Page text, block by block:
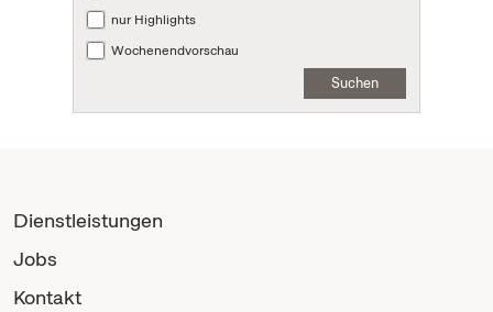
nur Highlights
Wochenendvorschau
Suchen
Dienstleistungen
Jobs
Kontakt